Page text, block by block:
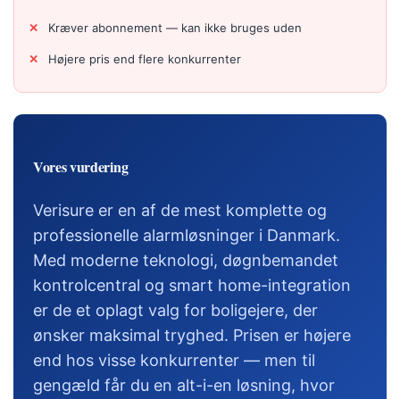
Kræver abonnement — kan ikke bruges uden
Højere pris end flere konkurrenter
Vores vurdering
Verisure er en af de mest komplette og
professionelle alarmløsninger i Danmark.
Med moderne teknologi, døgnbemandet
kontrolcentral og smart home-integration
er de et oplagt valg for boligejere, der
ønsker maksimal tryghed. Prisen er højere
end hos visse konkurrenter — men til
gengæld får du en alt-i-en løsning, hvor